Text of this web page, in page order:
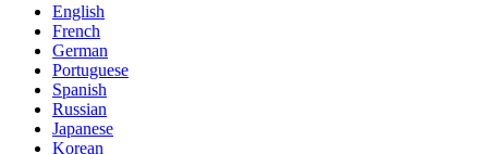
English
French
German
Portuguese
Spanish
Russian
Japanese
Korean